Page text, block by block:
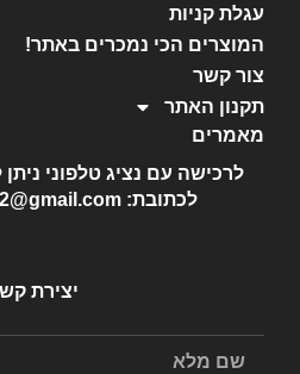
עגלת קניות
המוצרים הכי נמכרים באתר!
צור קשר
תקנון האתר
מאמרים
לרכישה עם נציג טלפוני
לכתובת: htofashion2022@gmail.com
יצירת